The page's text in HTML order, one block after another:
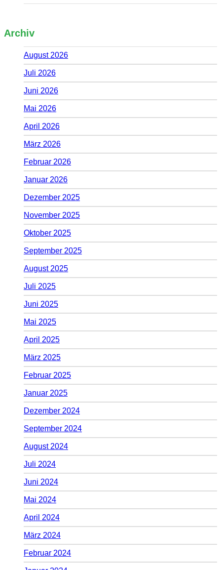
Archiv
August 2026
Juli 2026
Juni 2026
Mai 2026
April 2026
März 2026
Februar 2026
Januar 2026
Dezember 2025
November 2025
Oktober 2025
September 2025
August 2025
Juli 2025
Juni 2025
Mai 2025
April 2025
März 2025
Februar 2025
Januar 2025
Dezember 2024
September 2024
August 2024
Juli 2024
Juni 2024
Mai 2024
April 2024
März 2024
Februar 2024